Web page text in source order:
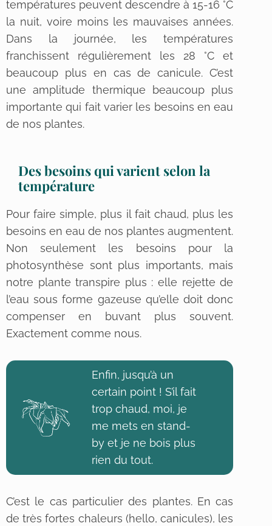
températures peuvent descendre à 15-16 °C
la nuit, voire moins les mauvaises années.
Dans la journée, les températures
franchissent régulièrement les 28 °C et
beaucoup plus en cas de canicule. C’est
une amplitude thermique beaucoup plus
importante qui fait varier les besoins en eau
de nos plantes.
Des besoins qui varient selon la
température
Pour faire simple, plus il fait chaud, plus les
besoins en eau de nos plantes augmentent.
Non seulement les besoins pour la
photosynthèse sont plus importants, mais
notre plante transpire plus : elle rejette de
l’eau sous forme gazeuse qu’elle doit donc
compenser en buvant plus souvent.
Exactement comme nous.
Enfin, jusqu’à un
certain point ! S’il fait
trop chaud, moi, je
me mets en stand-
by et je ne bois plus
rien du tout.
C’est le cas particulier des plantes. En cas
de très fortes chaleurs (hello, canicules), les